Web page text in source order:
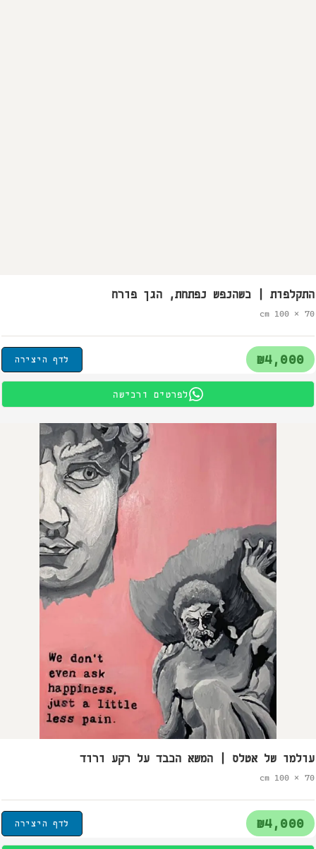
התקלפות | כשהנפש נפתחת, הגן פורח
70 × 100 cm
₪4,000 לדף היצירה
לפרטים ורכישה
עולמו של אטלס | המשא הכבד על רקע ורוד
70 × 100 cm
₪4,000 לדף היצירה